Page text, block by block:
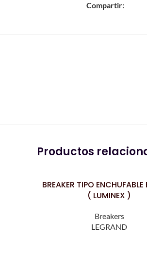
Compartir:
Productos
LEER MÁS
BREAKER TIPO ENCHUFABLE
( LUMINEX )
Breakers
LEGRAND